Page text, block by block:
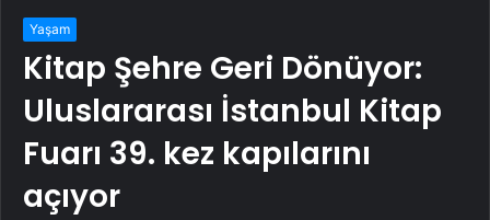
Yaşam
Kitap Şehre Geri Dönüyor:
Uluslararası İstanbul Kitap
Fuarı 39. kez kapılarını
açıyor